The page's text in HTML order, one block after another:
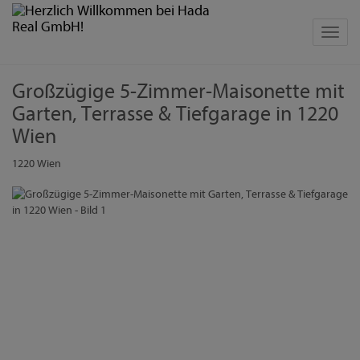
Großzügige 5-Zimmer-Maisonette mit
Garten, Terrasse & Tiefgarage in 1220
Wien
1220 Wien